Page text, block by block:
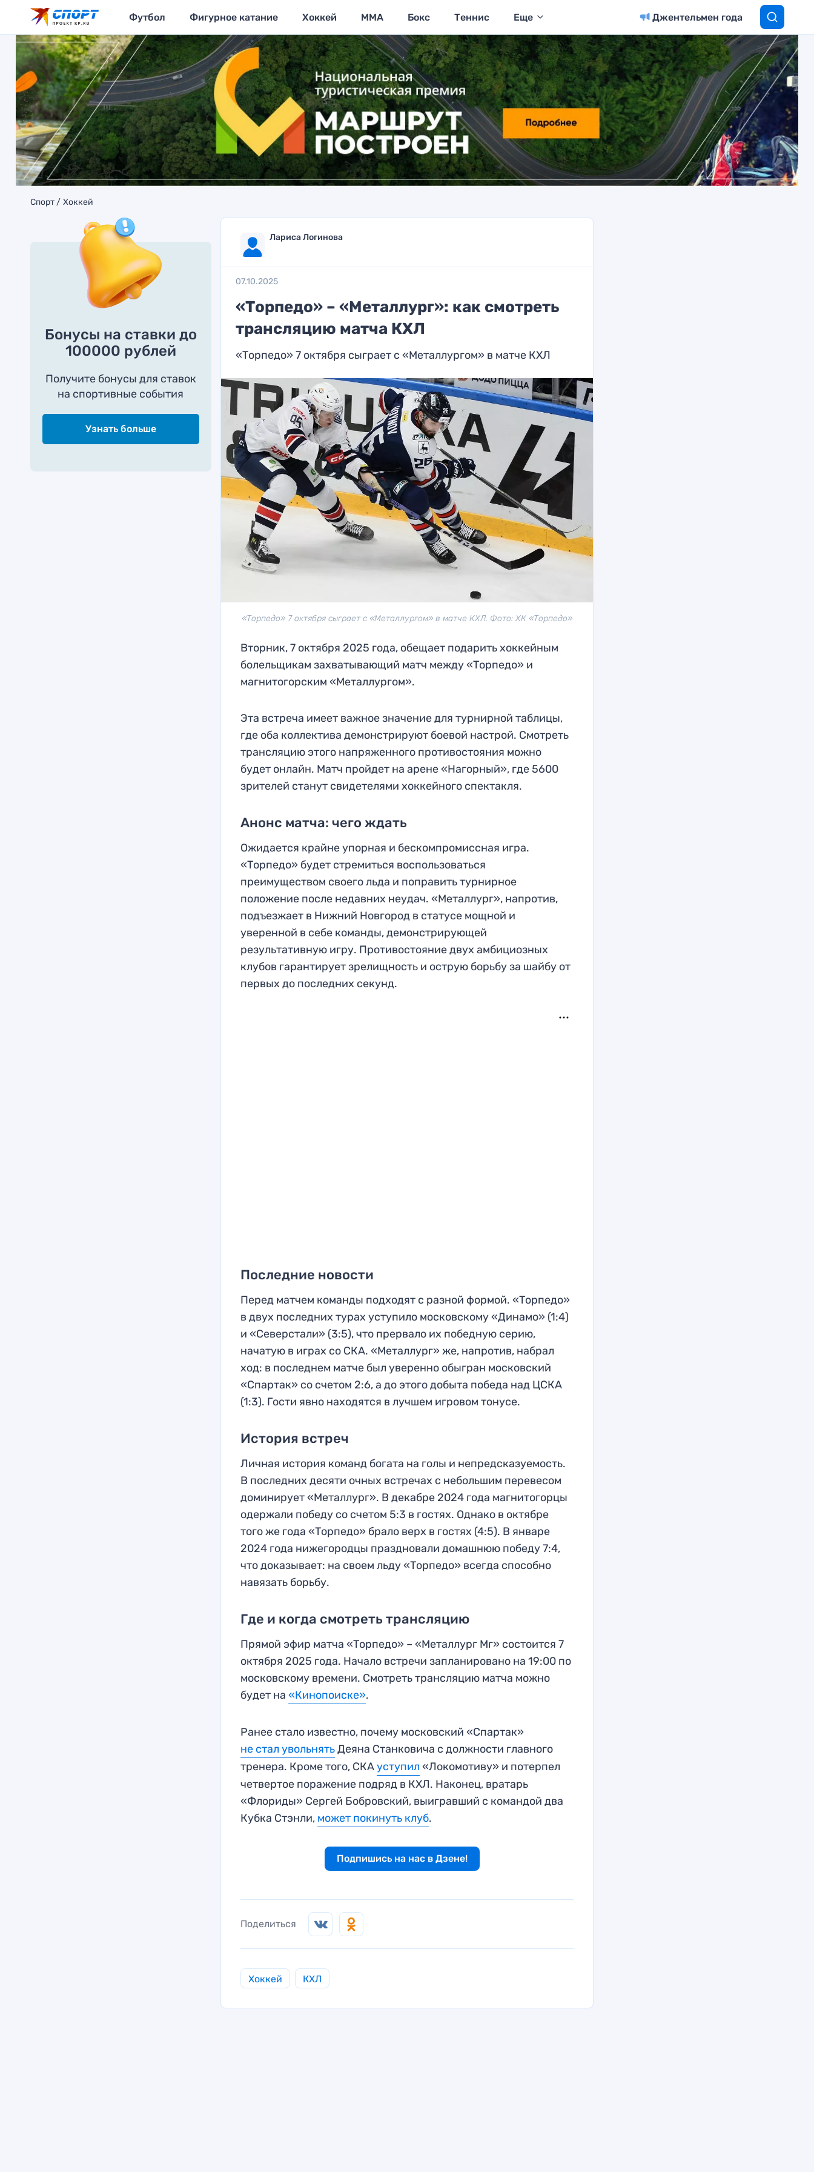
Футбол Фигурное катание Хоккей MMA Бокс Теннис Еще Джентельмен года
Спорт Хоккей
Бонусы на ставки до
100000 рублей
Получите бонусы для ставок
на спортивные события
Узнать больше
Лариса Логинова
07.10.2025
«Торпедо» – «Металлург»: как смотреть
трансляцию матча КХЛ
«Торпедо» 7 октября сыграет с «Металлургом» в матче КХЛ
«Торпедо» 7 октября сыграет с «Металлургом» в матче КХЛ. Фото: ХК «Торпедо»
Вторник, 7 октября 2025 года, обещает подарить хоккейным
болельщикам захватывающий матч между «Торпедо» и
магнитогорским «Металлургом».
Эта встреча имеет важное значение для турнирной таблицы,
где оба коллектива демонстрируют боевой настрой. Смотреть
трансляцию этого напряженного противостояния можно
будет онлайн. Матч пройдет на арене «Нагорный», где 5600
зрителей станут свидетелями хоккейного спектакля.
Анонс матча: чего ждать
Ожидается крайне упорная и бескомпромиссная игра.
«Торпедо» будет стремиться воспользоваться
преимуществом своего льда и поправить турнирное
положение после недавних неудач. «Металлург», напротив,
подъезжает в Нижний Новгород в статусе мощной и
уверенной в себе команды, демонстрирующей
результативную игру. Противостояние двух амбициозных
клубов гарантирует зрелищность и острую борьбу за шайбу от
первых до последних секунд.
Последние новости
Перед матчем команды подходят с разной формой. «Торпедо»
в двух последних турах уступило московскому «Динамо» (1:4)
и «Северстали» (3:5), что прервало их победную серию,
начатую в играх со СКА. «Металлург» же, напротив, набрал
ход: в последнем матче был уверенно обыгран московский
«Спартак» со счетом 2:6, а до этого добыта победа над ЦСКА
(1:3). Гости явно находятся в лучшем игровом тонусе.
История встреч
Личная история команд богата на голы и непредсказуемость.
В последних десяти очных встречах с небольшим перевесом
доминирует «Металлург». В декабре 2024 года магнитогорцы
одержали победу со счетом 5:3 в гостях. Однако в октябре
того же года «Торпедо» брало верх в гостях (4:5). В январе
2024 года нижегородцы праздновали домашнюю победу 7:4,
что доказывает: на своем льду «Торпедо» всегда способно
навязать борьбу.
Где и когда смотреть трансляцию
Прямой эфир матча «Торпедо» – «Металлург Мг» состоится 7
октября 2025 года. Начало встречи запланировано на 19:00 по
московскому времени. Смотреть трансляцию матча можно
будет на«Кинопоиске».
Ранее стало известно, почему московский «Спартак»
не стал увольнятьДеяна Станковича с должности главного
тренера. Кроме того, СКАуступил«Локомотиву» и потерпел
четвертое поражение подряд в КХЛ. Наконец, вратарь
«Флориды» Сергей Бобровский, выигравший с командой два
Кубка Стэнли, может покинуть клуб.
Подпишись на нас в Дзене!
Поделиться
Хоккей КХЛ